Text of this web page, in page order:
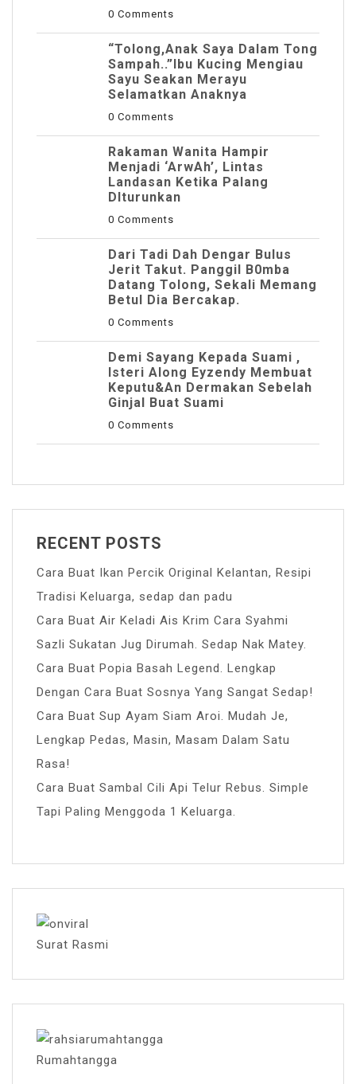
0 Comments
“Tolong,Anak Saya Dalam Tong
Sampah..”Ibu Kucing Mengiau
Sayu Seakan Merayu
Selamatkan Anaknya
0 Comments
Rakaman Wanita Hampir
Menjadi ‘ArwAh’, Lintas
Landasan Ketika Palang
DIturunkan
0 Comments
Dari Tadi Dah Dengar Bulus
Jerit Takut. Panggil B0mba
Datang Tolong, Sekali Memang
Betul Dia Bercakap.
0 Comments
Demi Sayang Kepada Suami ,
Isteri Along Eyzendy Membuat
Keputu&an Dermakan Sebelah
Ginjal Buat Suami
0 Comments
RECENT POSTS
Cara Buat Ikan Percik Original Kelantan, Resipi
Tradisi Keluarga, sedap dan padu
Cara Buat Air Keladi Ais Krim Cara Syahmi
Sazli Sukatan Jug Dirumah. Sedap Nak Matey.
Cara Buat Popia Basah Legend. Lengkap
Dengan Cara Buat Sosnya Yang Sangat Sedap!
Cara Buat Sup Ayam Siam Aroi. Mudah Je,
Lengkap Pedas, Masin, Masam Dalam Satu
Rasa!
Cara Buat Sambal Cili Api Telur Rebus. Simple
Tapi Paling Menggoda 1 Keluarga.
Surat Rasmi
Rumahtangga